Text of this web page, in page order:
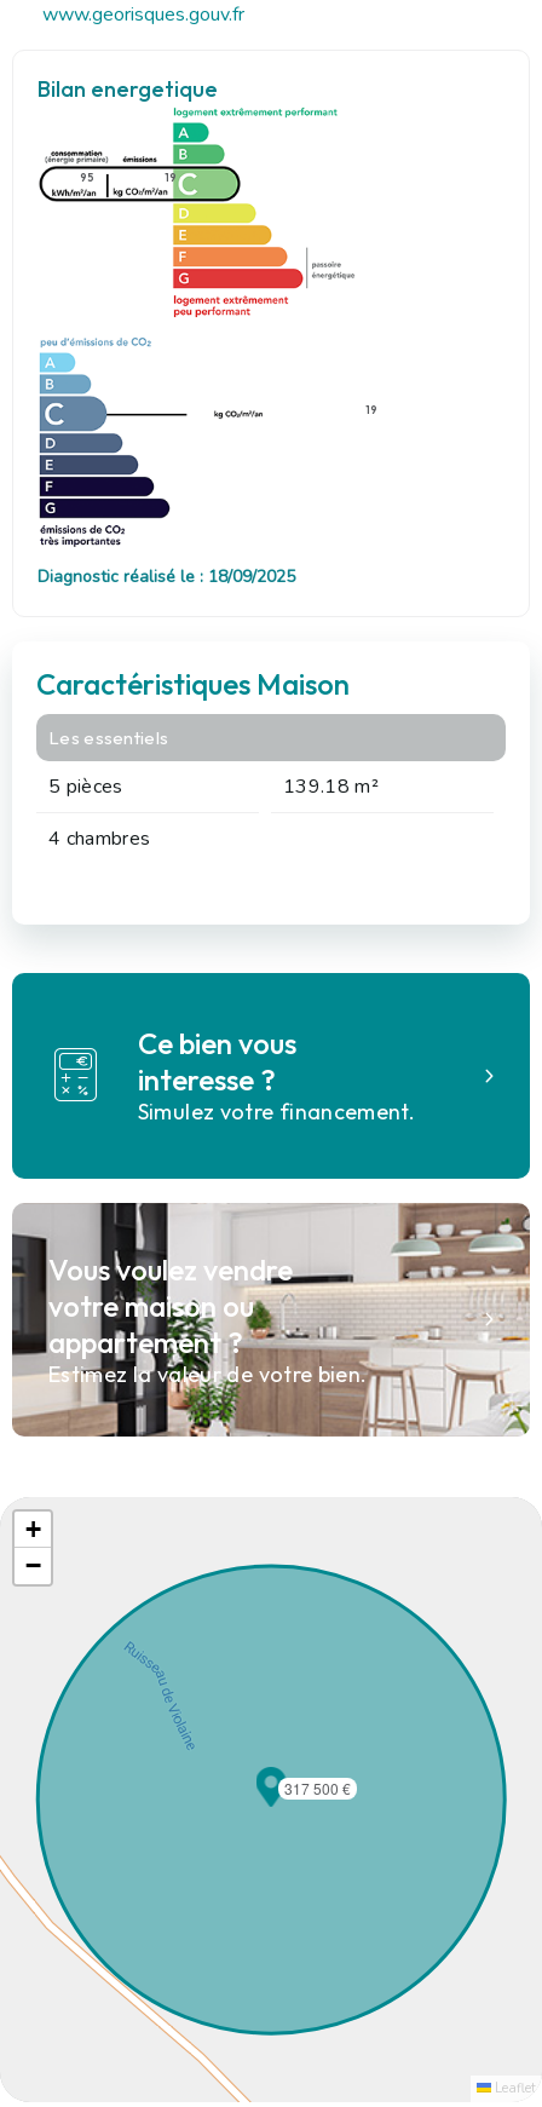
www.georisques.gouv.fr
Bilan energetique
95 19
19
Diagnostic réalisé le : 18/09/2025
Caractéristiques Maison
Les essentiels
5 pièces
139.18 m²
4 chambres
Ce bien vous
interesse ?
Simulez votre financement.
Vous voulez vendre
votre maison ou
appartement ?
Estimez la valeur de votre bien.
317 500 €
+
−
Leaflet